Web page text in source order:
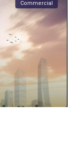
Commercial